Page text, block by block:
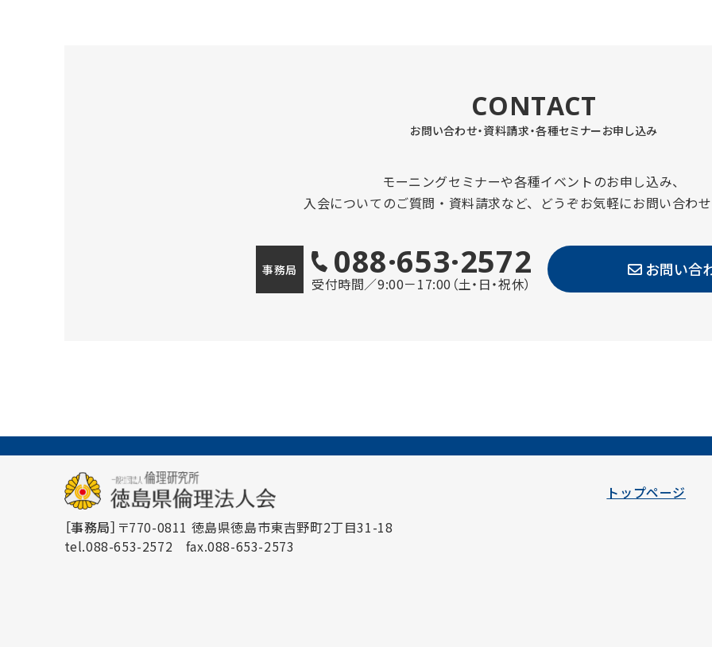
CONTACT
お問い合わせ・資料請求・各種セミナーお申し込み
モーニングセミナーや各種イベントのお申し込み、
入会についてのご質問・資料請求など、どうぞお気軽にお問い合わ
事務局 088·653·2572
受付時間／9:00－17:00（土・日・祝休）
お問い合
［事務局］ 〒770-0811 徳島県徳島市東吉野町2丁目31-18
tel.088-653-2572 fax.088-653-2573
トップページ